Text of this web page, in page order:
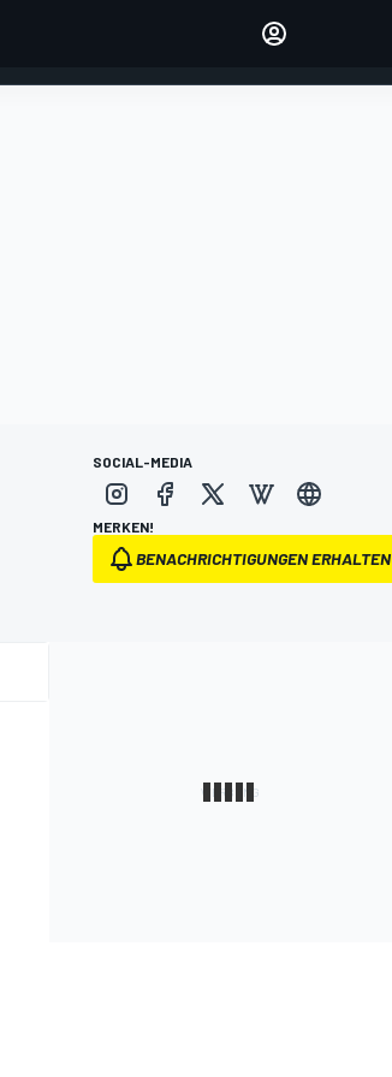
SOCIAL-MEDIA
MERKEN!
BENACHRICHTIGUNGEN ERHALTEN